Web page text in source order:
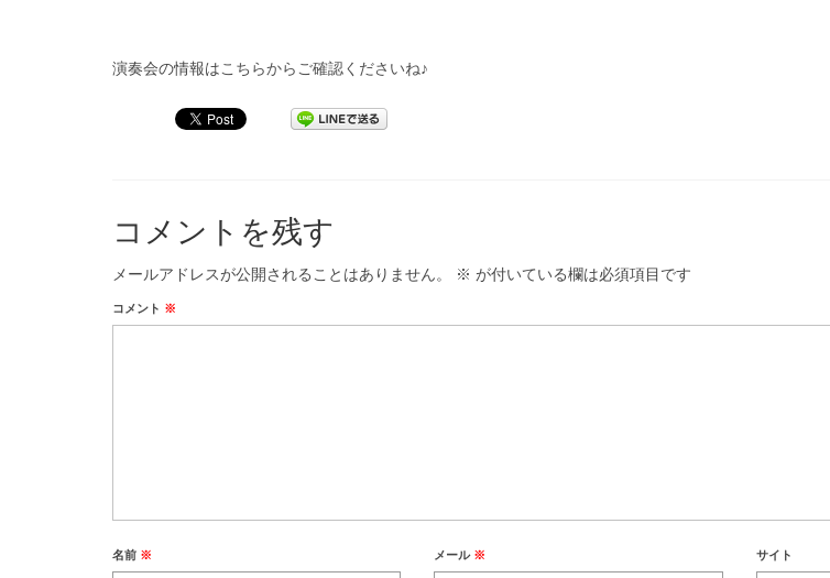
演奏会の情報はこちらからご確認くださいね♪
コメントを残す
メールアドレスが公開されることはありません。 ※ が付いている欄は必須項目です
コメント ※
名前 ※ メール ※ サイト